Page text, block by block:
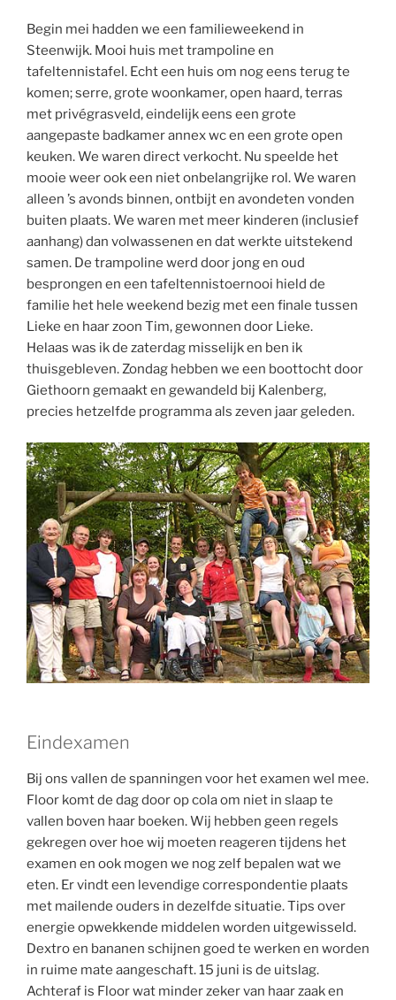
Begin mei hadden we een familieweekend in
Steenwijk. Mooi huis met trampoline en
tafeltennistafel. Echt een huis om nog eens terug te
komen; serre, grote woonkamer, open haard, terras
met privégrasveld, eindelijk eens een grote
aangepaste badkamer annex wc en een grote open
keuken. We waren direct verkocht. Nu speelde het
mooie weer ook een niet onbelangrijke rol. We waren
alleen ’s avonds binnen, ontbijt en avondeten vonden
buiten plaats. We waren met meer kinderen (inclusief
aanhang) dan volwassenen en dat werkte uitstekend
samen. De trampoline werd door jong en oud
besprongen en een tafeltennistoernooi hield de
familie het hele weekend bezig met een finale tussen
Lieke en haar zoon Tim, gewonnen door Lieke.
Helaas was ik de zaterdag misselijk en ben ik
thuisgebleven. Zondag hebben we een boottocht door
Giethoorn gemaakt en gewandeld bij Kalenberg,
precies hetzelfde programma als zeven jaar geleden.
Eindexamen
Bij ons vallen de spanningen voor het examen wel mee.
Floor komt de dag door op cola om niet in slaap te
vallen boven haar boeken. Wij hebben geen regels
gekregen over hoe wij moeten reageren tijdens het
examen en ook mogen we nog zelf bepalen wat we
eten. Er vindt een levendige correspondentie plaats
met mailende ouders in dezelfde situatie. Tips over
energie opwekkende middelen worden uitgewisseld.
Dextro en bananen schijnen goed te werken en worden
in ruime mate aangeschaft. 15 juni is de uitslag.
Achteraf is Floor wat minder zeker van haar zaak en